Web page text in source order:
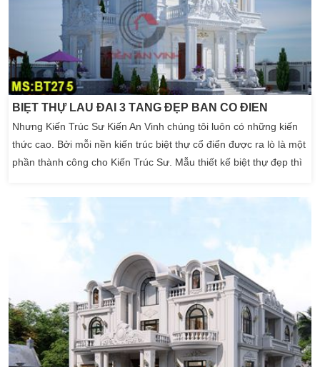
BIỆT THỰ LÂU ĐÀI 3 TẦNG ĐẸP BÁN CỔ ĐIỂN
Nhưng Kiến Trúc Sư Kiến An Vinh chúng tôi luôn có những kiến
thức cao. Bởi mỗi nền kiến trúc biệt thự cổ điển được ra lò là một
phần thành công cho Kiến Trúc Sư. Mẫu thiết kế biệt thự đẹp thì
cách nghệ thuật cổ điển thiết kế có phần khó hơn. Nó thể hiện
công phu đầu tư cho […]